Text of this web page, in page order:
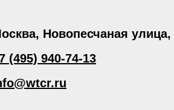
Новопесчаная улица,
(495) 940-74-13